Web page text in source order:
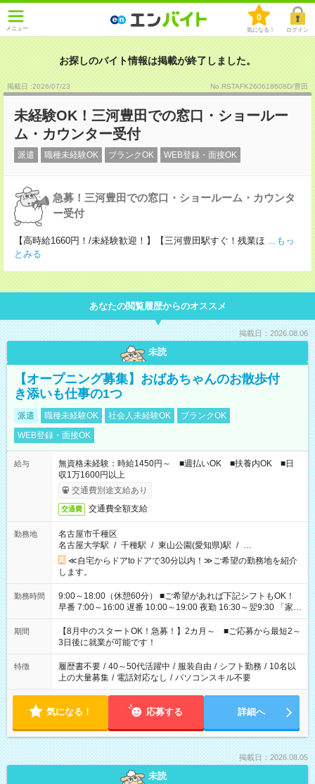
メニュー
0
気になる！ ログイン
お探しのバイト情報は掲載が終了しました。
掲載日 :2026/07/23 No.RSTAFK260618608D/豊田
未経験OK！三河豊田での窓口・ショールー
ム・カウンター受付
派遣 職種未経験OK ブランクOK WEB登録・面接OK
急募！三河豊田での窓口・ショールーム・カウンタ
ー受付
【高時給1660円！/未経験歓迎！】【三河豊田駅すぐ！残業ほ ...もっ
とみる
あなたの閲覧履歴からのオススメ
掲載日：2026.08.06
未読
【オープニング募集】おばあちゃんのお散歩付
き添いも仕事の1つ
派遣 職種未経験OK 社会人未経験OK
ブランクOK
WEB登録・面接OK
給与
無資格未経験：時給1450円～ ■週払いOK ■扶養内OK ■日
収1万1600円以上
交通費別途支給あり
交通費 交通費全額支給
勤務地
名古屋市千種区
名古屋大学駅 / 千種駅 / 東山公園(愛知県)駅 / …
≪自宅からドアtoドアで30分以内！≫ご希望の勤務地を紹介
します。
勤務時間
9:00～18:00（休憩60分） ■ご希望があれば下記シフトもOK！
早番 7:00～16:00 遅番 10:00～19:00 夜勤 16:30～翌9:30 「家族
と休みを合わせたい」 「余裕を持って夕飯の準備がしたい」
「できれば残業はしたくない」 など、ご希望を教えてください
ね。 ※Wワーク希望の方へ 今ご覧のお仕事で希望する勤務時間
と、もう1つのお仕事の勤務時間。 合計で週40時間を超える場
合は応募できません。
期間
【8月中のスタートOK！急募！】2カ月～ ■ご応募から最短2～
3日後に就業が可能です！
特徴 履歴書不要 / 40～50代活躍中 / 服装自由 / シフト勤務 / 10名以
上の大量募集 / 電話対応なし / パソコンスキル不要
気になる！ 応募する 詳細へ
掲載日：2026.08.05
未読